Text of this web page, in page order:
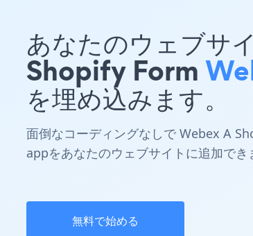
あなたのウェブサ
Shopify Form
を埋め込みます。
面倒なコーディングなしで Webex A
appをあなたのウェブサイトに追加でき
無料で始める